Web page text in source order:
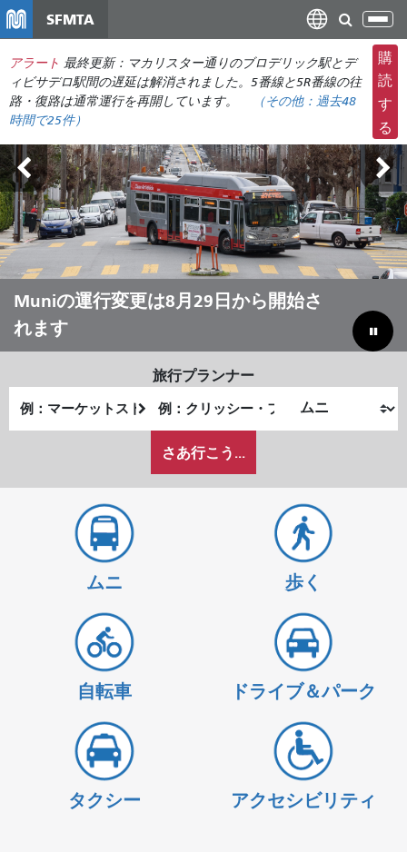
ン
コ
ン
ン
ツ
に
移
動
SFMTA
ナ
ビ
ゲ
ー
シ
ョ
ン
の
切
り
替
え
アラート 最終更新：マカリスター通りのブロデリック駅とデ
ィビサデロ駅間の遅延は解消されました。5番線と5R番線の往
路・復路は通常運行を再開しています。
（その他： 過去48
時間で25件）
購
読
す
る
アウトサイド・ランズ 8月7日～9日
Muniの運行変更は8月29日から開始さ
れます
夏はMuniで移動しよう
予算のギャップを埋めて市を節約する
旅行プランナー
出
発
終
了
が
ど
さあ行こう...
ムニ 歩く
自転車 ドライブ＆パーク
タクシー アクセシビリティ